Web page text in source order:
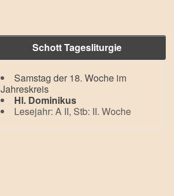
Schott Tagesliturgie
Samstag der 18. Woche im
Jahreskreis
Hl. Dominikus
Lesejahr: A II, Stb: II. Woche